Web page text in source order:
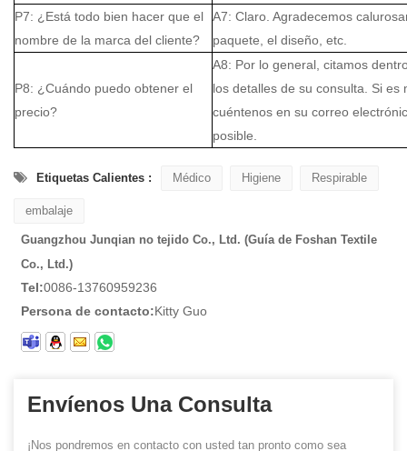
P7: ¿Está todo bien hacer que el
nombre de la marca del cliente?
A7: Claro. Agradecemos
paquete, el diseño, etc.
P8: ¿Cuándo puedo obtener el
precio?
A8: Por lo general, citamos
los detalles de su consulta. Si
cuéntenos en su correo
posible.
Etiquetas Calientes : Médico Higiene Respirable
embalaje
Guangzhou Junqian no tejido Co., Ltd. (Guía de Foshan Textile
Co., Ltd.)
Tel:0086-13760959236
Persona de contacto:Kitty Guo
Envíenos Una Consulta
¡Nos pondremos en contacto con usted tan pronto como sea